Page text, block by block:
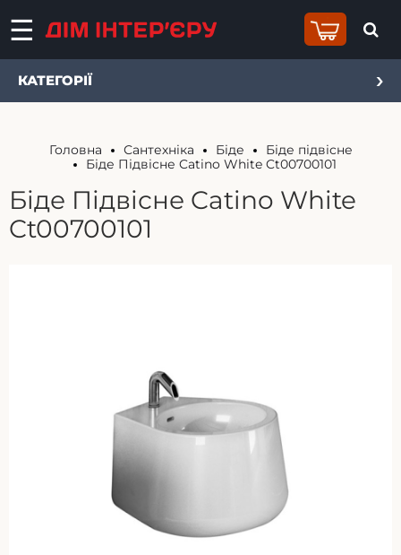
КАТЕГОРІЇ
Головна Сантехніка Біде
Біде підвісне
Біде Підвісне Catino White Ct00700101
Біде Підвісне Catino White
Ct00700101